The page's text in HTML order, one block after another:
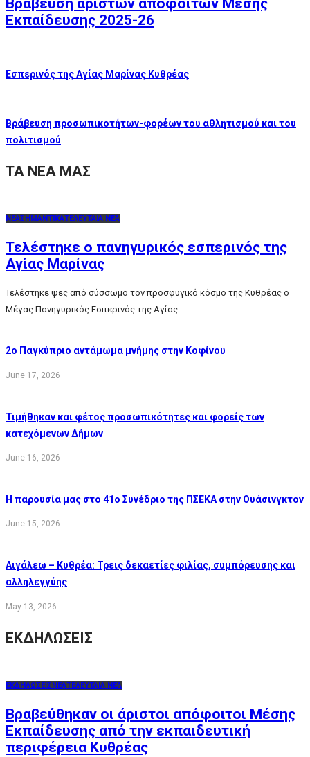
Βράβευση αρίστων αποφοίτων Μέσης
Εκπαίδευσης 2025-26
Εσπερινός της Αγίας Μαρίνας Κυθρέας
Βράβευση προσωπικοτήτων-φορέων του αθλητισμού και του
πολιτισμού
ΤΑ ΝΕΑ ΜΑΣ
ΝΕΑΣΗΜΑΝΤΙΚΑΤΕΛΕΥΤΑΙΑ ΝΕΑ
Τελέστηκε ο πανηγυρικός εσπερινός της
Αγίας Μαρίνας
Τελέστηκε ψες από σύσσωμο τον προσφυγικό κόσμο της Κυθρέας ο
Μέγας Πανηγυρικός Εσπερινός της Αγίας...
2o Παγκύπριο αντάμωμα μνήμης στην Κοφίνου
June 17, 2026
Τιμήθηκαν και φέτος προσωπικότητες και φορείς των
κατεχόμενων Δήμων
June 16, 2026
Η παρουσία μας στο 41ο Συνέδριο της ΠΣΕΚΑ στην Ουάσινγκτον
June 15, 2026
Αιγάλεω – Κυθρέα: Τρεις δεκαετίες φιλίας, συμπόρευσης και
αλληλεγγύης
May 13, 2026
ΕΚΔΗΛΩΣΕΙΣ
ΕΚΔΗΛΩΣΕΙΣΝΕΑΤΕΛΕΥΤΑΙΑ ΝΕΑ
Βραβεύθηκαν οι άριστοι απόφοιτοι Μέσης
Εκπαίδευσης από την εκπαιδευτική
περιφέρεια Κυθρέας